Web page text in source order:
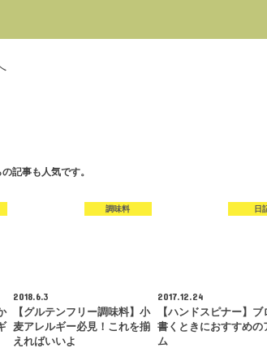
記事も人気です。
調味料
2018.6.3
【グルテンフリー調味料】小
麦アレルギー必見！これを揃
えればいいよ
日
2017.12.24
【ハンドスピナー】ブ
書くときにおすすめの
ム